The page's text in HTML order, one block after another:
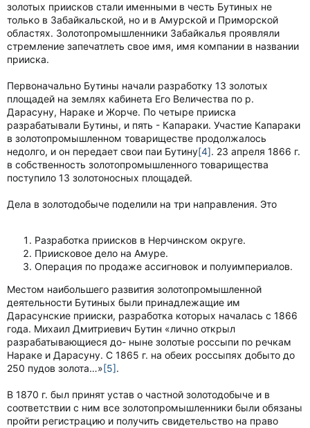
золотых приисков стали именными в честь Бутиных не
только в Забайкальской, но и в Амурской и Приморской
областях. Золотопромышленники Забайкалья проявляли
стремление запечатлеть свое имя, имя компании в названии
прииска.
Первоначально Бутины начали разработку 13 золотых
площадей на землях кабинета Его Величества по р.
Дарасуну, Нараке и Жорче. По четыре прииска
разрабатывали Бутины, и пять - Капараки. Участие Капараки
в золотопромышленном товариществе продолжалось
недолго, и он передает свои паи Бутину[4]. 23 апреля 1866 г.
в собственность золотопромышленного товарищества
поступило 13 золотоносных площадей.
Дела в золотодобыче поделили на три направления. Это
Разработка приисков в Нерчинском округе.
Приисковое дело на Амуре.
Операция по продаже ассигновок и полуимпериалов.
Местом наибольшего развития золотопромышленной
деятельности Бутиных были принадлежащие им
Дарасунские прииски, разработка которых началась с 1866
года. Михаил Дмитриевич Бутин «лично открыл
разрабатывающиеся до- ныне золотые россыпи по речкам
Нараке и Дарасуну. С 1865 г. на обеих россыпях добыто до
250 пудов золота…»[5].
В 1870 г. был принят устав о частной золотодобыче и в
соответствии с ним все золотопромышленники были обязаны
пройти регистрацию и получить свидетельство на право